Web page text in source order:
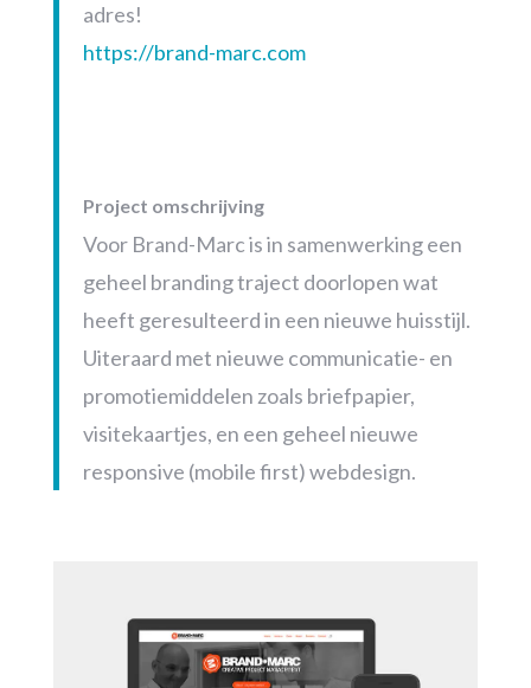
adres!
https://brand-marc.com
Project omschrijving
Voor Brand-Marc is in samenwerking een
geheel branding traject doorlopen wat
heeft geresulteerd in een nieuwe huisstijl.
Uiteraard met nieuwe communicatie- en
promotiemiddelen zoals briefpapier,
visitekaartjes, en een geheel nieuwe
responsive (mobile first) webdesign.